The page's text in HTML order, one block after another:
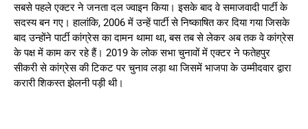
सबसे पहले एक्टर ने जनता दल ज्वाइन किया। इसके बाद वे समाजवादी पार्टी के
सदस्य बन गए। हालांकि, 2006 में उन्हें पार्टी से निष्काषित कर दिया गया जिसके
बाद उन्होंने पार्टी कांग्रेस का दामन थामा था, बस तब से लेकर अब तक वे कांग्रेस
के पक्ष में काम कर रहे हैं। 2019 के लोक सभा चुनावों में एक्टर ने फतेहपुर
सीकरी से कांग्रेस की टिकट पर चुनाव लड़ा था जिसमें भाजपा के उम्मीदवार द्वारा
करारी शिकस्त झेलनी पड़ी थी।